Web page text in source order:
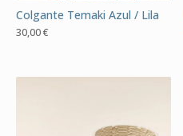
Colgante Temaki Azul / Lila
30,00€